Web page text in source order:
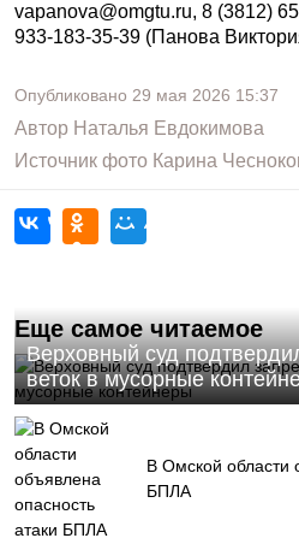
vapanova@omgtu.ru, 8 (3812)
933-183-35-39 (Панова
Опубликовано 29 мая 2026 15:37
Автор Наталья Евдокимова
Источник фото Карина
Еще самое читаемое
Верховный суд
веток в мусорные
В Омской области
БПЛА